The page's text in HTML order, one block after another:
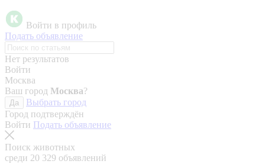
Войти в профиль
Подать объявление
Нет результатов
Войти
Москва
Ваш город Москва?
Да
Выбрать город
Город подтверждён
Войти Подать объявление
Поиск животных
среди 20 329 объявлений